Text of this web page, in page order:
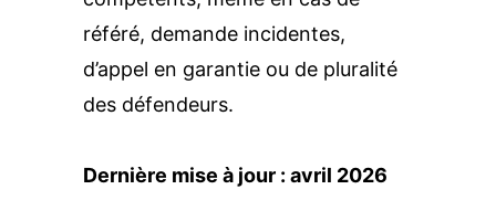
référé, demande incidentes,
d’appel en garantie ou de pluralité
des défendeurs.
Dernière mise à jour : avril 2026